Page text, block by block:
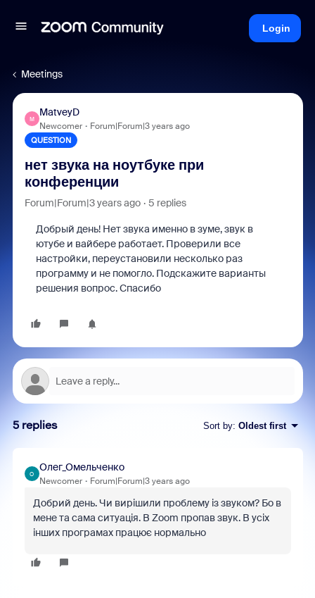
Login
Meetings
M
MatveyD
Newcomer Forum|Forum|3 years ago
QUESTION
нет звука на ноутбуке при
конференции
Forum|Forum|3 years ago 5 replies
Добрый день! Нет звука именно в зуме, звук в
ютубе и вайбере работает. Проверили все
настройки, переустановили несколько раз
программу и не помогло. Подскажите варианты
решения вопрос.Спасибо
5 replies Sort by: Oldest first
О
Олег_Омельченко
Newcomer Forum|Forum|3 years ago
Добрий день. Чи вирішили проблему із звуком? Бо в
мене та сама ситуація. В Zoom пропав звук. В усіх
інших програмах працює нормально